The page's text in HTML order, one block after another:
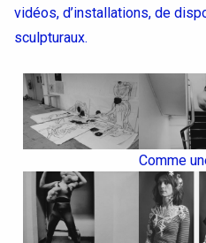
vidéos, d’installations, de
sculpturaux.
Comme